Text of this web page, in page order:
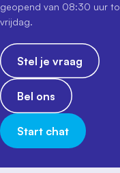
geopend van 08:30 uur
vrijdag.
Stel je vraag
Bel ons
Start chat